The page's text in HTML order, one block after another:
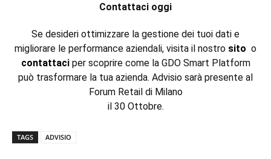
Contattaci oggi
Se desideri ottimizzare la gestione dei tuoi dati e
migliorare le performance aziendali, visita il nostro sito o
contattaciper scoprire come la GDO Smart Platform
può trasformare la tua azienda. Advisio sarà presente al
Forum Retail di Milano
il 30 Ottobre.
TAGS ADVISIO